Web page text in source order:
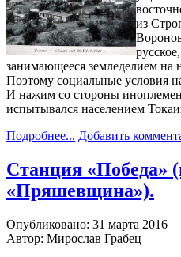
из
занимающееся земледелием на
Поэтому социальные условия
И нажим со стороны
испытывался населением
Подробнее... Добавить
Станция «Победа»
«Пряшевщина»).
Опубликовано: 31 марта 2016
Автор: Мирослав Грабец